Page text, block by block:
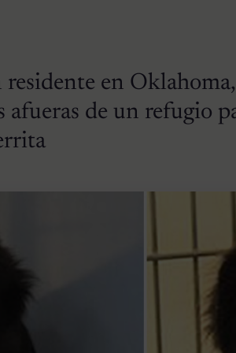
en Oklahoma,
afueras de un refugio